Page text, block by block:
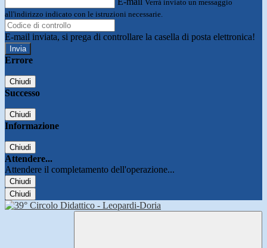
Verrà inviato un messaggio
all'indirizzo indicato con le istruzioni necessarie.
E-mail inviata, si prega di controllare la casella di posta elettronica!
Errore
Chiudi
Successo
Chiudi
Informazione
Chiudi
Attendere...
Attendere il completamento dell'operazione...
Chiudi
Chiudi